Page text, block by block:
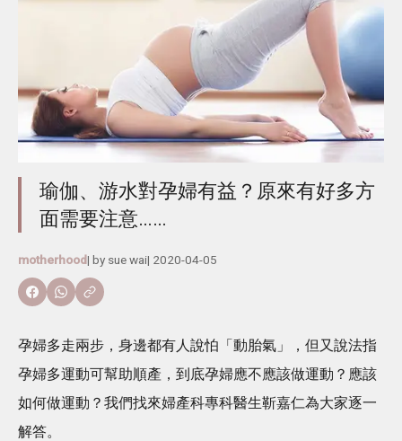
瑜伽、游水對孕婦有益？原來有好多方
面需要注意……
motherhood| by sue wai| 2020-04-05
孕婦多走兩步，身邊都有人說怕「動胎氣」，但又說法指
孕婦多運動可幫助順產，到底孕婦應不應該做運動？應該
如何做運動？我們找來婦產科專科醫生靳嘉仁為大家逐一
解答。